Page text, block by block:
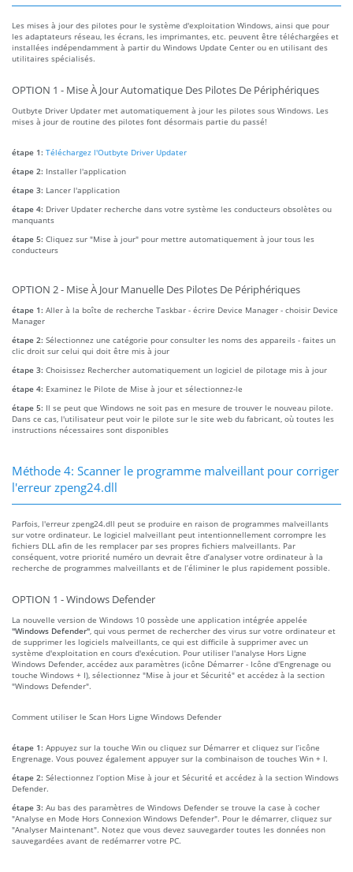
Les mises à jour des pilotes pour le système d'exploitation Windows, ainsi que pour
les adaptateurs réseau, les écrans, les imprimantes, etc. peuvent être téléchargées et
installées indépendamment à partir du Windows Update Center ou en utilisant des
utilitaires spécialisés.
OPTION 1 - Mise À Jour Automatique Des Pilotes De Périphériques
Outbyte Driver Updater met automatiquement à jour les pilotes sous Windows. Les
mises à jour de routine des pilotes font désormais partie du passé!
étape 1: Téléchargez l'Outbyte Driver Updater
étape 2: Installer l'application
étape 3: Lancer l'application
étape 4: Driver Updater recherche dans votre système les conducteurs obsolètes ou
manquants
étape 5: Cliquez sur "Mise à jour" pour mettre automatiquement à jour tous les
conducteurs
OPTION 2 - Mise À Jour Manuelle Des Pilotes De Périphériques
étape 1: Aller à la boîte de recherche Taskbar - écrire Device Manager - choisir Device
Manager
étape 2: Sélectionnez une catégorie pour consulter les noms des appareils - faites un
clic droit sur celui qui doit être mis à jour
étape 3: Choisissez Rechercher automatiquement un logiciel de pilotage mis à jour
étape 4: Examinez le Pilote de Mise à jour et sélectionnez-le
étape 5: Il se peut que Windows ne soit pas en mesure de trouver le nouveau pilote.
Dans ce cas, l'utilisateur peut voir le pilote sur le site web du fabricant, où toutes les
instructions nécessaires sont disponibles
Méthode 4: Scanner le programme malveillant pour corriger
l'erreur zpeng24.dll
Parfois, l'erreur zpeng24.dll peut se produire en raison de programmes malveillants
sur votre ordinateur. Le logiciel malveillant peut intentionnellement corrompre les
fichiers DLL afin de les remplacer par ses propres fichiers malveillants. Par
conséquent, votre priorité numéro un devrait être d’analyser votre ordinateur à la
recherche de programmes malveillants et de l’éliminer le plus rapidement possible.
OPTION 1 - Windows Defender
La nouvelle version de Windows 10 possède une application intégrée appelée
"Windows Defender" , qui vous permet de rechercher des virus sur votre ordinateur et
de supprimer les logiciels malveillants, ce qui est difficile à supprimer avec un
système d'exploitation en cours d'exécution. Pour utiliser l'analyse Hors Ligne
Windows Defender, accédez aux paramètres (icône Démarrer - Icône d'Engrenage ou
touche Windows + I), sélectionnez "Mise à jour et Sécurité" et accédez à la section
"Windows Defender".
Comment utiliser le Scan Hors Ligne Windows Defender
étape 1: Appuyez sur la touche Win ou cliquez sur Démarrer et cliquez sur l’icône
Engrenage. Vous pouvez également appuyer sur la combinaison de touches Win + I.
étape 2: Sélectionnez l’option Mise à jour et Sécurité et accédez à la section Windows
Defender.
étape 3: Au bas des paramètres de Windows Defender se trouve la case à cocher
"Analyse en Mode Hors Connexion Windows Defender". Pour le démarrer, cliquez sur
"Analyser Maintenant". Notez que vous devez sauvegarder toutes les données non
sauvegardées avant de redémarrer votre PC.